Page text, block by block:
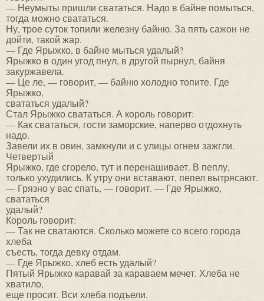
— Неумыты пришли свататься. Надо в байне помыться,
тогда можно свататься.
Ну, трое суток топили железну байню. За пять сажон не
дойти, такой жар.
— Где Ярыжко, в байне мыться удалый?
Ярыжко в один угод пнул, в другой пырнул, байня
закуржавела.
— Це ле, — говорит, — байню холодно топите. Где
Ярыжко,
свататься удалый?
Стал Ярыжко свататься. А король говорит:
— Как свататься, гости заморские, наперво отдохнуть
надо.
Завели их в овин, замкнули и с улицы огнем зажгли.
Четвертый
Ярыжко, где сгорело, тут и перенашивает. В пеплу,
только ухудились. К утру они вставают, пепел вытрясают.
— Грязно у вас спать, — говорит. — Где Ярыжко,
свататься
удалый?
Король говорит:
— Так не сватаются. Сколько можете со всего города
хлеба
съесть, тогда девку отдам.
— Где Ярыжко, хлеб есть удалый?
Пятый Ярыжко каравай за караваем мечет. Хлеба не
хватило,
еще просит. Вси хлеба подъели.